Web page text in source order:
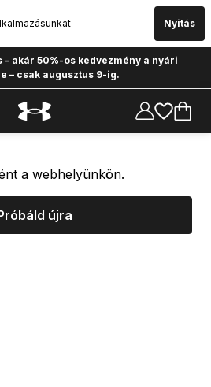
Nyitás
akár 50%-os kedvezmény a nyári
– csak augusztus 9-ig.
a webhelyünkön.
újra